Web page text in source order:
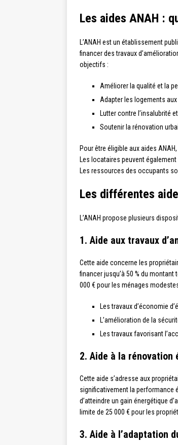
Les aides ANAH :
L’ANAH est un établissement
financer des travaux
objectifs :
Améliorer la qualité et la
Adapter les logements
Lutter contre l’insalubrité
Soutenir la rénovation
Pour être éligible aux aides
Les locataires peuvent
Les ressources des occupants
Les différentes
L’ANAH propose plusieurs
1. Aide aux travaux
Cette aide concerne les
financer jusqu’à 50 % du
000 € pour les ménages
Les travaux d’économie
L’amélioration de la
Les travaux favorisant
2. Aide à la rénovation
Cette aide s’adresse aux
significativement la performance
d’atteindre un gain énergétique
limite de 25 000 € pour les
3. Aide à l’adaptation